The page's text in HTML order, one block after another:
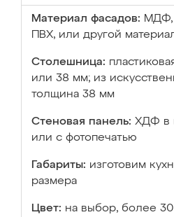
Материал фасадов: МДФ,
ПВХ, или другой
Столешница:
или 38 мм; из
толщина 38 мм
Стеновая панель: ХДФ в
или с фотопечатью
Габариты: изготовим
размера
Цвет: на выбор, более